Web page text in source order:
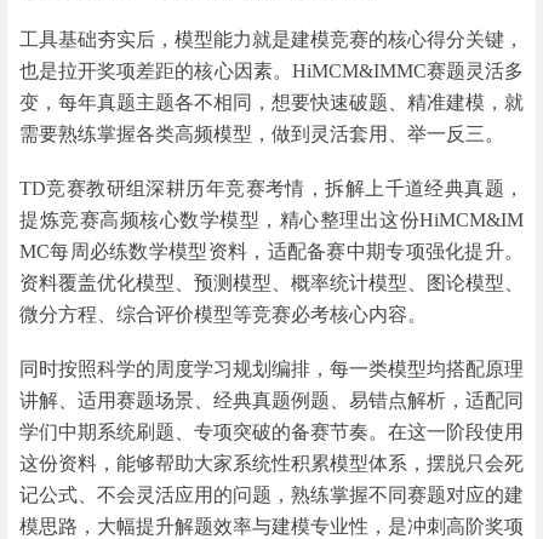
工具基础夯实后，模型能力就是建模竞赛的核心得分关键，
也是拉开奖项差距的核心因素。HiMCM&IMMC赛题灵活多
变，每年真题主题各不相同，想要快速破题、精准建模，就
需要熟练掌握各类高频模型，做到灵活套用、举一反三。
TD竞赛教研组深耕历年竞赛考情，拆解上千道经典真题，
提炼竞赛高频核心数学模型，精心整理出这份HiMCM&IM
MC每周必练数学模型资料，适配备赛中期专项强化提升。
资料覆盖优化模型、预测模型、概率统计模型、图论模型、
微分方程、综合评价模型等竞赛必考核心内容。
同时按照科学的周度学习规划编排，每一类模型均搭配原理
讲解、适用赛题场景、经典真题例题、易错点解析，适配同
学们中期系统刷题、专项突破的备赛节奏。在这一阶段使用
这份资料，能够帮助大家系统性积累模型体系，摆脱只会死
记公式、不会灵活应用的问题，熟练掌握不同赛题对应的建
模思路，大幅提升解题效率与建模专业性，是冲刺高阶奖项